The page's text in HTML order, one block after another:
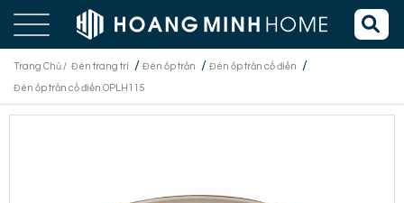
Trang Chủ / Đèn trang trí / Đèn ốp trần / Đèn ốp trần cổ điển /
Đèn ốp trần cổ điển OPLH115